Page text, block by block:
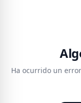
Ha ocurrido un